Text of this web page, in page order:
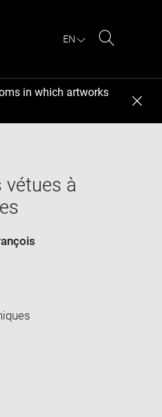
EN
in which artworks
vétues à